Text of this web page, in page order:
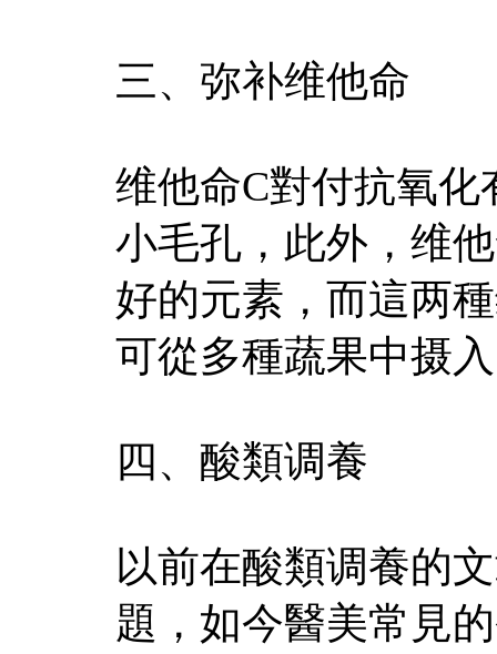
三、弥补维他命
维他命C對付抗氧
小毛孔，此外，维
好的元素，而這两
可從多種蔬果中摄
四、酸類调養
以前在酸類调養的
題，如今醫美常見